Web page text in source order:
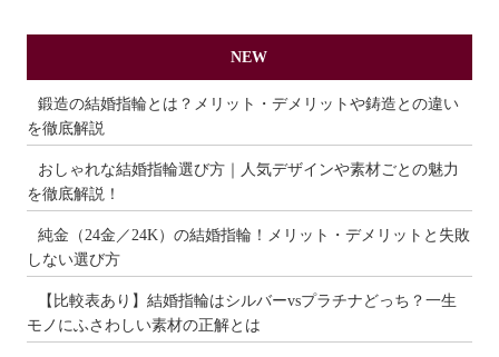
NEW
鍛造の結婚指輪とは？メリット・デメリットや鋳造との違い
を徹底解説
おしゃれな結婚指輪選び方｜人気デザインや素材ごとの魅力
を徹底解説！
純金（24金／24K）の結婚指輪！メリット・デメリットと失敗
しない選び方
【比較表あり】結婚指輪はシルバーvsプラチナどっち？一生
モノにふさわしい素材の正解とは